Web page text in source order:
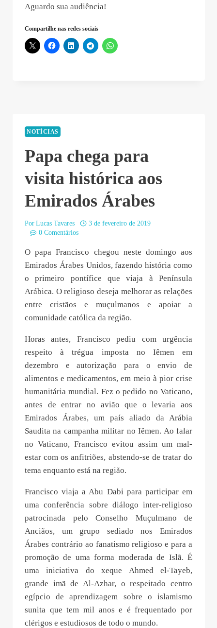
Aguardo sua audiência!
Compartilhe nas redes sociais
NOTÍCIAS
Papa chega para
visita histórica aos
Emirados Árabes
Por Lucas Tavares
3 de fevereiro de 2019
0 Comentários
O papa Francisco chegou neste domingo aos
Emirados Árabes Unidos, fazendo história como
o primeiro pontífice que viaja à Península
Arábica. O religioso deseja melhorar as relações
entre cristãos e muçulmanos e apoiar a
comunidade católica da região.
Horas antes, Francisco pediu com urgência
respeito à trégua imposta no Iêmen em
dezembro e autorização para o envio de
alimentos e medicamentos, em meio à pior crise
humanitária mundial. Fez o pedido no Vaticano,
antes de entrar no avião que o levaria aos
Emirados Árabes, um país aliado da Arábia
Saudita na campanha militar no Iêmen. Ao falar
no Vaticano, Francisco evitou assim um mal-
estar com os anfitriões, abstendo-se de tratar do
tema enquanto está na região.
Francisco viaja a Abu Dabi para participar em
uma conferência sobre diálogo inter-religioso
patrocinada pelo Conselho Muçulmano de
Anciãos, um grupo sediado nos Emirados
Árabes contrário ao fanatismo religioso e para a
promoção de uma forma moderada de Islã. É
uma iniciativa do xeque Ahmed el-Tayeb,
grande imã de Al-Azhar, o respeitado centro
egípcio de aprendizagem sobre o islamismo
sunita que tem mil anos e é frequentado por
clérigos e estudiosos de todo o mundo.